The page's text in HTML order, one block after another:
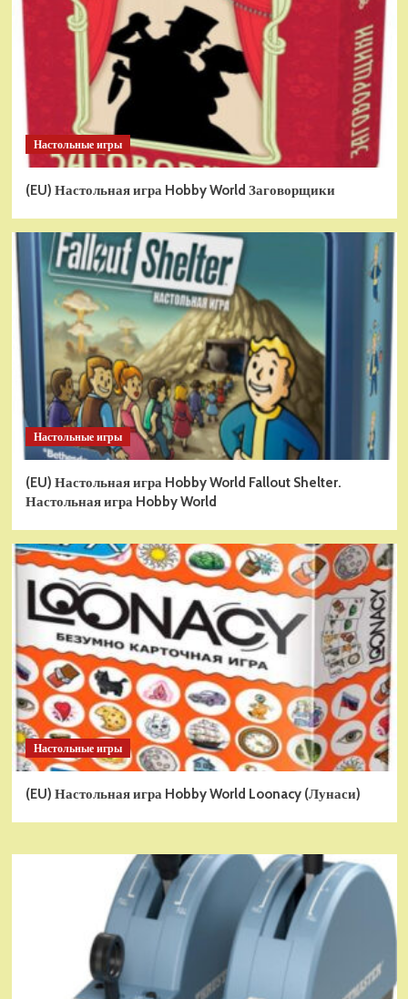
Настольные игры
(EU) Настольная игра Hobby World Заговорщики
Настольные игры
(EU) Настольная игра Hobby World Fallout Shelter.
Настольная игра Hobby World
Настольные игры
(EU) Настольная игра Hobby World Loonacy (Лунаси)